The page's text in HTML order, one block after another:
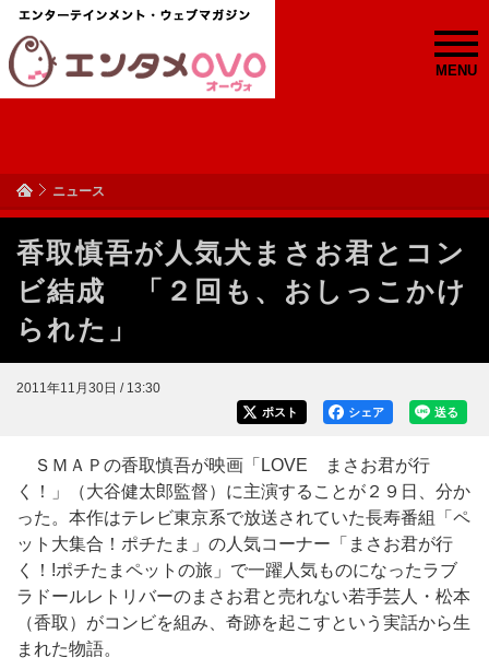
MENU
ニュース
香取慎吾が人気犬まさお君とコン
ビ結成 「２回も、おしっこかけ
られた」
2011年11月30日 / 13:30
送る
シェア
ポスト
ＳＭＡＰの香取慎吾が映画「LOVE まさお君が行
く！」（大谷健太郎監督）に主演することが２９日、分か
った。本作はテレビ東京系で放送されていた長寿番組「ペ
ット大集合！ポチたま」の人気コーナー「まさお君が行
く！!ポチたまペットの旅」で一躍人気ものになったラブ
ラドールレトリバーのまさお君と売れない若手芸人・松本
（香取）がコンビを組み、奇跡を起こすという実話から生
まれた物語。